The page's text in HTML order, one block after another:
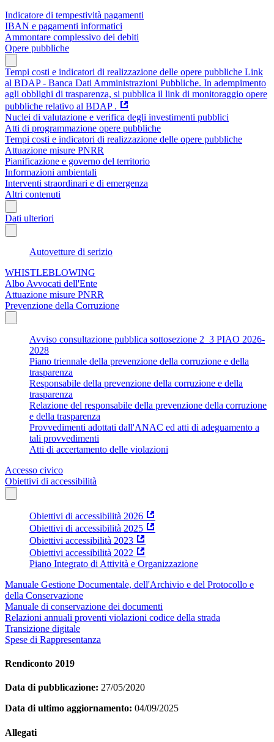
Indicatore di tempestività pagamenti
IBAN e pagamenti informatici
Ammontare complessivo dei debiti
Opere pubbliche
Tempi costi e indicatori di realizzazione delle opere pubbliche Link
al BDAP - Banca Dati Amministrazioni Pubbliche. In adempimento
agli obblighi di trasparenza, si pubblica il link di monitoraggio opere
pubbliche relativo al BDAP .
Nuclei di valutazione e verifica degli investimenti pubblici
Atti di programmazione opere pubbliche
Tempi costi e indicatori di realizzazione delle opere pubbliche
Attuazione misure PNRR
Pianificazione e governo del territorio
Informazioni ambientali
Interventi straordinari e di emergenza
Altri contenuti
Dati ulteriori
Autovetture di serizio
WHISTLEBLOWING
Albo Avvocati dell'Ente
Attuazione misure PNRR
Prevenzione della Corruzione
Avviso consultazione pubblica sottosezione 2_3 PIAO 2026-
2028
Piano triennale della prevenzione della corruzione e della
trasparenza
Responsabile della prevenzione della corruzione e della
trasparenza
Relazione del responsabile della prevenzione della corruzione
e della trasparenza
Provvedimenti adottati dall'ANAC ed atti di adeguamento a
tali provvedimenti
Atti di accertamento delle violazioni
Accesso civico
Obiettivi di accessibilità
Obiettivi di accessibilità 2026
Obiettivi di accessibilità 2025
Obiettivi accessibilità 2023
Obiettivi accessibilità 2022
Piano Integrato di Attività e Organizzazione
Manuale Gestione Documentale, dell'Archivio e del Protocollo e
della Conservazione
Manuale di conservazione dei documenti
Relazioni annuali proventi violazioni codice della strada
Transizione digitale
Spese di Rappresentanza
Rendiconto 2019
Data di pubblicazione: 27/05/2020
Data di ultimo aggiornamento: 04/09/2025
Allegati